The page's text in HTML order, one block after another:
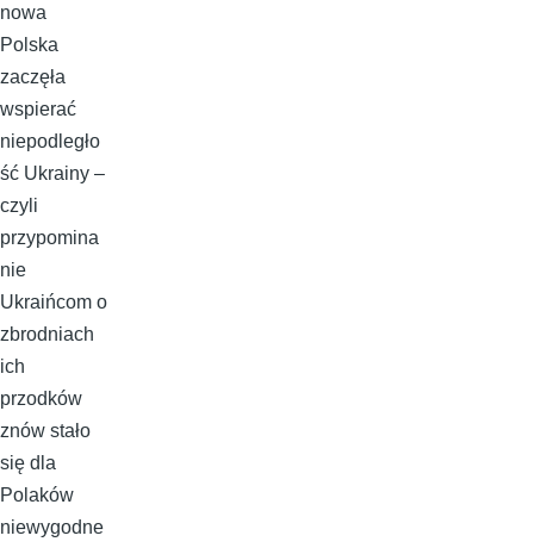
nowa
Polska
zaczęła
wspierać
niepodległo
ść Ukrainy –
czyli
przypomina
nie
Ukraińcom o
zbrodniach
ich
przodków
znów stało
się dla
Polaków
niewygodne